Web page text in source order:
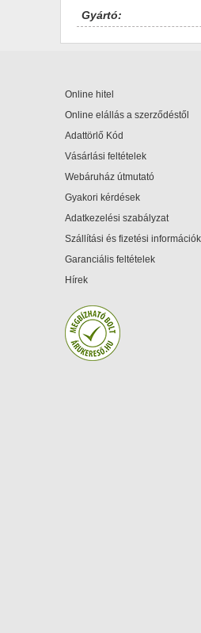
Gyártó:
Online hitel
Online elállás a szerződéstől
Adattörlő Kód
Vásárlási feltételek
Webáruház útmutató
Gyakori kérdések
Adatkezelési szabályzat
Szállítási és fizetési információk
Garanciális feltételek
Hírek